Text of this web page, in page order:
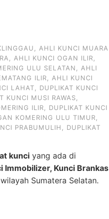
AHLI KUNCI MUARA
AHLI KUNCI OGAN ILIR
ULU SELATAN
AHLI
ILIR
AHLI KUNCI
LAHAT
DUPLIKAT KUNCI
KUNCI MUSI RAWAS
ILIR
DUPLIKAT KUNCI
KOMERING ULU TIMUR
PRABUMULIH
DUPLIKAT
kunci yang ada di
Immobilizer, Kunci Brankas
Sumatera Selatan.